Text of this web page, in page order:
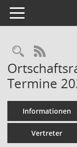
Toggle navigation
RSS-
Termine
Informationen
Vertreter